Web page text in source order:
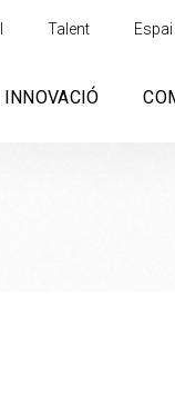
Talent
INNOVACIÓ